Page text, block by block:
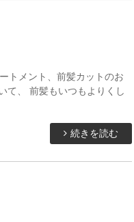
トメント、前髪カットのお
て、 前髪もいつもよりくし
続きを読む